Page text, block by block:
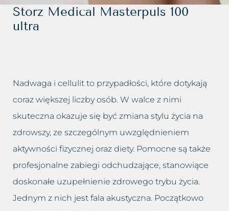
Dolina łez
Drugi podbródek
Krzywy nos, Garbaty nos
Nadmiar tkanki tłuszczowej
Opadające powieki i brwi
Opadnięte policzki
Plamy posłoneczne
Leczenie bruksizmu
Leczenie łysienia
Leczenie nadpotliwości
Leczenie trądziku różowatego
Lifting twarzy
Likwidacja drugiego podbródka
Modelowanie sylwetki
Trychologia
Blog
Kontakt
Storz Medical Masterpuls 100
ultra
Nadwaga i cellulit to przypadłości, które dotykają
coraz większej liczby osób. W walce z nimi
skuteczna okazuje się być zmiana stylu życia na
zdrowszy, ze szczególnym uwzględnieniem
aktywności fizycznej oraz diety. Pomocne są także
profesjonalne zabiegi odchudzające, stanowiące
doskonałe uzupełnienie zdrowego trybu życia.
Jednym z nich jest fala akustyczna. Początkowo